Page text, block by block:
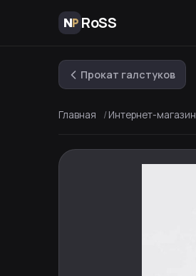
RoSS
Прокат галстуков
Главная Интернет-магазин